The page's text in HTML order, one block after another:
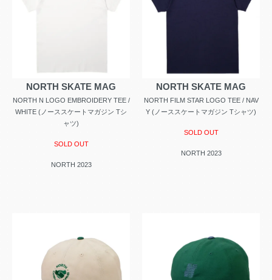
NORTH SKATE MAG
NORTH N LOGO EMBROIDERY TEE /
WHITE (ノーススケートマガジン Tシ
ャツ)
SOLD OUT
NORTH 2023
NORTH SKATE MAG
NORTH FILM STAR LOGO TEE / NAV
Y (ノーススケートマガジン Tシャツ)
SOLD OUT
NORTH 2023